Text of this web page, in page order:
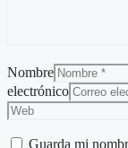
Nombre
electrónico
Guarda mi